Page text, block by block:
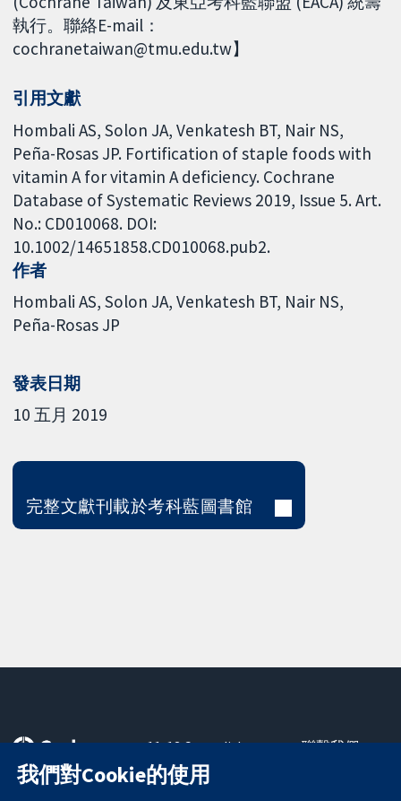
執行。聯絡E-mail：
cochranetaiwan@tmu.edu.tw】
引用文獻
Hombali AS, Solon JA, Venkatesh BT, Nair NS,
Peña-Rosas JP. Fortification of staple foods with
vitamin A for vitamin A deficiency. Cochrane
Database of Systematic Reviews 2019, Issue 5. Art.
No.: CD010068. DOI:
10.1002/14651858.CD010068.pub2.
作者
Hombali AS Solon JA Venkatesh BT Nair NS
Peña-Rosas JP
發表日期
10 五月 2019
完整文獻刊載於考科藍圖書館
可信任實證
11-13 Cavendish
Square
London
聯繫我們
我們對Cookie的使用